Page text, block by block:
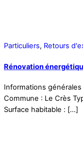
Particuliers, Retours
Rénovation
Informations
Commune : Le Crès
Surface habitable : […]